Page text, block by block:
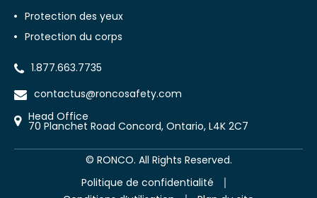
Protection des yeux
Protection du corps
1.877.663.7735
contactus@roncosafety.com
Head Office
70 Planchet Road Concord, Ontario, L4K 2C7
© RONCO. All Rights Reserved.
Politique de confidentialité